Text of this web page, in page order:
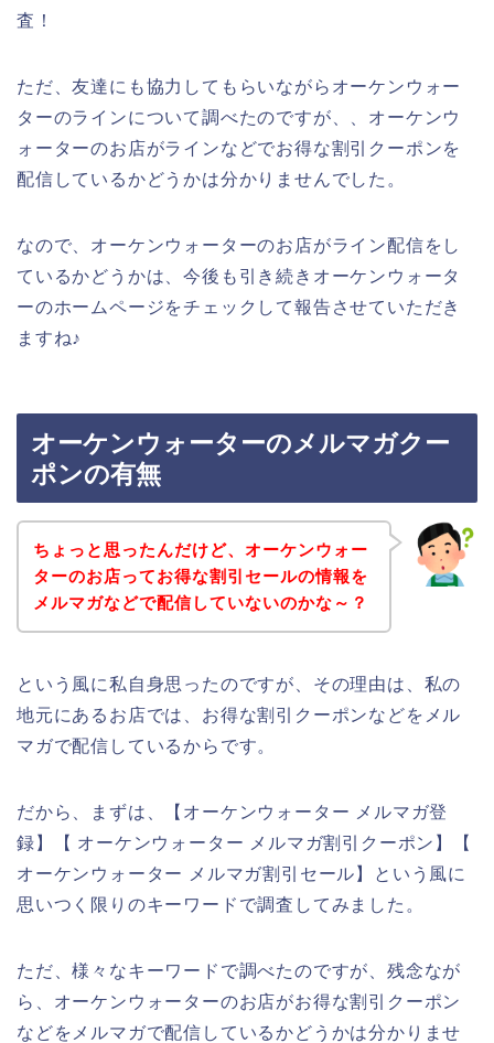
査！
ただ、友達にも協力してもらいながらオーケンウォー
ターのラインについて調べたのですが、、オーケンウ
ォーターのお店がラインなどでお得な割引クーポンを
配信しているかどうかは分かりませんでした。
なので、オーケンウォーターのお店がライン配信をし
ているかどうかは、今後も引き続きオーケンウォータ
ーのホームページをチェックして報告させていただき
ますね♪
オーケンウォーターのメルマガクー
ポンの有無
ちょっと思ったんだけど、オーケンウォー
ターのお店ってお得な割引セールの情報を
メルマガなどで配信していないのかな～？
という風に私自身思ったのですが、その理由は、私の
地元にあるお店では、お得な割引クーポンなどをメル
マガで配信しているからです。
だから、まずは、【オーケンウォーター メルマガ登
録】【 オーケンウォーター メルマガ割引クーポン】【
オーケンウォーター メルマガ割引セール】という風に
思いつく限りのキーワードで調査してみました。
ただ、様々なキーワードで調べたのですが、残念なが
ら、オーケンウォーターのお店がお得な割引クーポン
などをメルマガで配信しているかどうかは分かりませ